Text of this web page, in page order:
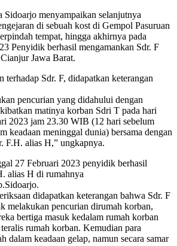
menyampaikan selanjutnya
di sebuah kost di Gempol Pasuruan
tempat, hingga akhirnya pada
Penyidik berhasil mengamankan Sdr. F
Jawa Barat.
terhadap Sdr. F, didapatkan keterangan
pencurian yang didahului dengan
matinya korban Sdri T pada hari
2023 jam 23.30 WIB (12 hari sebelum
keadaan meninggal dunia) bersama dengan
F.H. alias H,” ungkapnya.
27 Februari 2023 penyidik berhasil
alias H di rumahnya
didapatkan keterangan bahwa Sdr. F
melakukan pencurian dirumah korban,
bertiga masuk kedalam rumah korban
rumah korban. Kemudian para
dalam keadaan gelap, namun secara samar